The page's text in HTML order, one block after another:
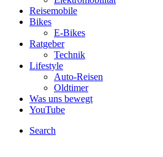
Reisemobile
Bikes
E-Bikes
Ratgeber
Technik
Lifestyle
Auto-Reisen
Oldtimer
Was uns bewegt
YouTube
Search